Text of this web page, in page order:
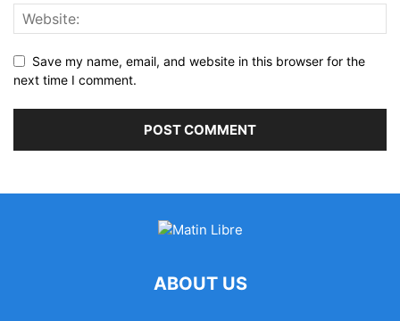
Save my name, email, and website in this browser for the
next time I comment.
ABOUT US